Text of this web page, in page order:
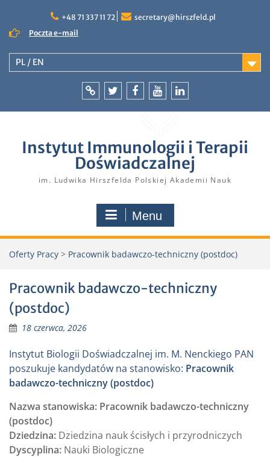
content
+48 71 337 11 72
secretary@hirszfeld.pl
Poczta e-mail
PL / EN
Instytut Immunologii i Terapii
Doświadczalnej
im. Ludwika Hirszfelda Polskiej Akademii Nauk
Menu
Oferty Pracy > Pracownik badawczo-techniczny (postdoc)
Pracownik badawczo-techniczny
(postdoc)
18 czerwca, 2026
Instytut Biologii Doświadczalnej im. M. Nenckiego PAN
poszukuje kandydatów na stanowisko: Pracownik
badawczo-techniczny (postdoc)
Nazwa stanowiska: Pracownik badawczo-techniczny
(postdoc)
Dziedzina: Dziedzina nauk ścisłych i przyrodniczych
Dyscyplina: Nauki Biologiczne